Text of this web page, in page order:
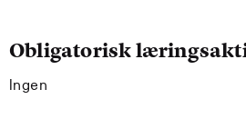
Obligatorisk
Ingen